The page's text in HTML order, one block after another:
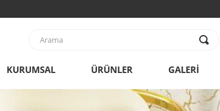
KURUMSAL ÜRÜNLER GALERİ